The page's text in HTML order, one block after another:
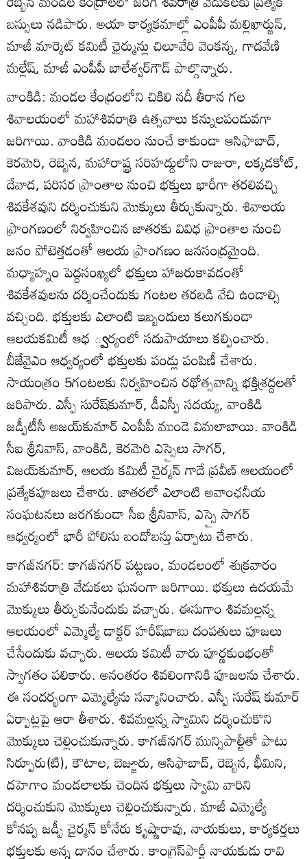
బస్సులు నడిపారు. అయా కార్యక్రమాల్లో ఎంపీపీ మల్లిఖార్జున్‌,
మాజీ మార్కెట్‌ కమిటీ ఛైర్మున్లు చిలూవేరి వెంకన్న, గాదవేణి
మల్లేష్‌, మాజీ ఎంపీపీ బాలేశ్వర్‌గౌడ్‌ పాల్గొన్నారు.
వాంకిడి: మండల కేంద్రంలోని చికిలి నదీ తీరాన గల
శివాలయంలో మహాశివరాత్రి ఉత్సవాలు కన్నులపండువగా
జరిగాయి. వాంకిడి మండలం నుంచే కాకుండా ఆసిఫాబాద్‌,
కెరమెరి, రెబ్బెన, మహారాష్ట్ర సరిహద్దులోని రాజురా, లక్కడకోట్‌,
దేవాడ, పరిసర ప్రాంతాల నుంచి భక్తులు భారీగా తరలివచ్చి
శివకేశవుని దర్శించుకుని మొక్కులు తీర్చుకున్నారు. శివాలయ
ప్రాంగణంలో నిర్వహించిన జాతరకు వివిధ ప్రాంతాల నుంచి
జనం పోటెత్తడంతో ఆలయ ప్రాంగణం జనసంద్రమైంది.
మధ్యాహ్నం పెద్దసంఖ్యలో భక్తులు హాజరుకావడంతో
శివకేశవులను దర్శించేందుకు గంటల తరబడి వేచి ఉండాల్సి
వచ్చింది. భక్తులకు ఎలాంటి ఇబ్బందులు కలుగకుండా
ఆలయకమిటీ ఆధ ్వర్యంలో సదుపాయాలు కల్పించారు.
బీజేవైఎం ఆధ్వర్యంలో భక్తులకు పండ్లు పంపిణీ చేశారు.
సాయంత్రం 5గంటలకు నిర్వహించిన రథోత్సవాన్ని భక్తిశ్రద్దలతో
జరిపారు. ఎస్పీ సురేష్‌కుమార్‌, డీఎస్పీ సదయ్య, వాంకిడి
జడ్పీటీసీ అజయ్‌కుమార్‌ ఎంపీపీ ముండె విమలాబాయి. వాంకిడి
సీఐ శ్రీనివాస్‌, వాంకిడి, కెరమెరి ఎస్సైలు సాగర్‌,
విజయ్‌కుమార్‌, ఆలయ కమిటీ చైర్మన్‌ గాదే ప్రవీణ్‌ ఆలయంలో
ప్రత్యేకపూజలు చేశారు. జాతరలో ఎలాంటి అవాంఛనీయ
సంఘటనలు జరగకుండా సీఐ శ్రీనివాస్‌, ఎస్సై సాగర్‌
ఆధ్వర్యంలో భారీ పోలిసు బందోబస్తు ఏర్పాటు చేశారు.
కాగజ్‌నగర్‌: కాగజ్‌నగర్‌ పట్టణం, మండలంలో శుక్రవారం
మహాశివరాత్రి వేడుకలు ఘనంగా జరిగాయి. భక్తులు ఉదయమే
మొక్కులు తీర్చుకునేందుకు వచ్చారు. ఈసుగాం శివమల్లన్న
ఆలయంలో ఎమ్మెల్యే డాక్టర్‌ హరీష్‌బాబు దంపతులు పూజలు
చేసేందుకు వచ్చారు. ఆలయ కమిటీ వారు పూర్ణకుంభంతో
స్వాగతం పలికారు. అనంతరం శివలింగానికి పూజలను చేశారు.
ఈ సందర్భంగా ఎమ్మెల్యేను సన్మానించారు. ఎస్పీ సురేష్‌ కుమార్‌
ఏర్పాట్లపై ఆరా తీశారు. శివమల్లన్న స్వామిని దర్శించుకొని
మొక్కులు చెల్లించుకున్నారు. కాగజ్‌నగర్‌ మున్సిపాల్టీతో పాటు
సిర్పూరు(టి), కౌటాల, బెజ్జూరు, ఆసిఫాబాద్‌, రెబ్బెన, భీమిని,
దహెగాం మండలాలకు చెందిన భక్తులు స్వామి వారిని
దర్శించుకుని మొక్కులు చెల్లించుకున్నారు. మాజీ ఎమ్మెల్యే
కోనప్ప జడ్పీ చైర్మన్‌ కోనేరు కృష్ణారావు, నాయకులు, కార్యకర్తలు
భక్తులకు అన్న దానం చేశారు. కాంగ్రెస్‌పార్టీ నాయకుడు రావి